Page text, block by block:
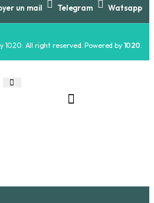
un mail Telegram Watsapp
All right reserved. Powered by 1020.